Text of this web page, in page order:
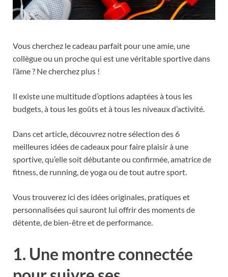
Vous cherchez le cadeau parfait pour une amie, une
collègue ou un proche qui est une véritable sportive dans
l’âme ? Ne cherchez plus !
Il existe une multitude d’options adaptées à tous les
budgets, à tous les goûts et à tous les niveaux d’activité.
Dans cet article, découvrez notre sélection des 6
meilleures idées de cadeaux pour faire plaisir à une
sportive, qu’elle soit débutante ou confirmée, amatrice de
fitness, de running, de yoga ou de tout autre sport.
Vous trouverez ici des idées originales, pratiques et
personnalisées qui sauront lui offrir des moments de
détente, de bien-être et de performance.
1. Une montre connectée